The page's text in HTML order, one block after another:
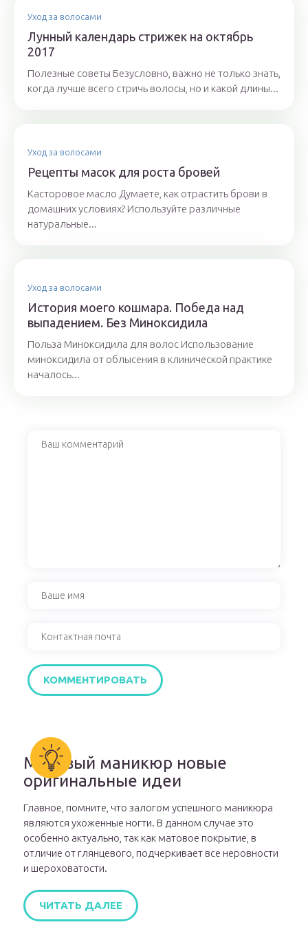
Уход за волосами
Лунный календарь стрижек на октябрь
2017
Полезные советы Безусловно, важно не только знать,
когда лучше всего стричь волосы, но и какой длины...
Уход за волосами
Рецепты масок для роста бровей
Касторовое масло Думаете, как отрастить брови в
домашних условиях? Используйте различные
натуральные...
Уход за волосами
История моего кошмара. Победа над
выпадением. Без Миноксидила
Польза Миноксидила для волос Использование
миноксидила от облысения в клинической практике
началось...
Матовый маникюр новые
оригинальные идеи
Главное, помните, что залогом успешного маникюра
являются ухоженные ногти. В данном случае это
особенно актуально, так как матовое покрытие, в
отличие от глянцевого, подчеркивает все неровности
и шероховатости.
ЧИТАТЬ ДАЛЕЕ